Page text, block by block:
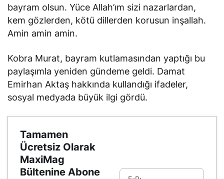
bayram olsun. Yüce Allah’ım sizi nazarlardan,
kem gözlerden, kötü dillerden korusun inşallah.
Amin amin amin.
Kobra Murat, bayram kutlamasından yaptığı bu
paylaşımla yeniden gündeme geldi. Damat
Emirhan Aktaş hakkında kullandığı ifadeler,
sosyal medyada büyük ilgi gördü.
Tamamen
Ücretsiz Olarak
MaxiMag
Bültenine Abone